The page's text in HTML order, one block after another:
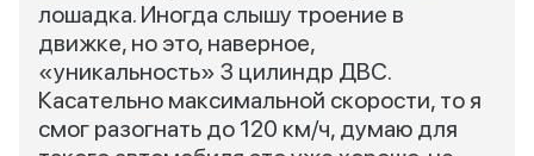
лошадка. Иногда слышу троение в
движке, но это, наверное,
«уникальность» 3 цилиндр ДВС.
Касательно максимальной скорости, то я
смог разогнать до 120 км/ч, думаю для